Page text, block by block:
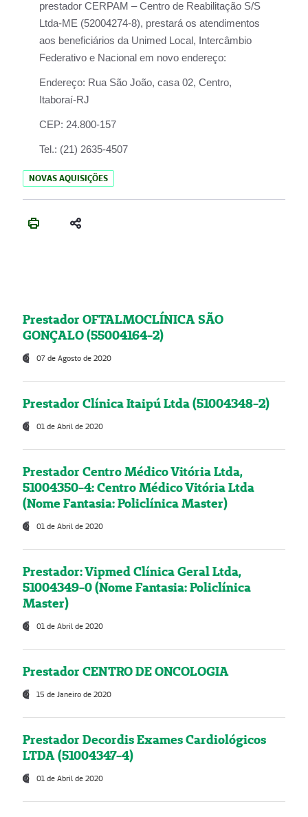
prestador CERPAM – Centro de Reabilitação S/S
Ltda-ME (52004274-8), prestará os atendimentos
aos beneficiários da Unimed Local, Intercâmbio
Federativo e Nacional em novo endereço:
Endereço: Rua São João, casa 02, Centro,
Itaboraí-RJ
CEP: 24.800-157
Tel.: (21) 2635-4507
NOVAS AQUISIÇÕES
Prestador OFTALMOCLÍNICA SÃO
GONÇALO (55004164-2)
07 de Agosto de 2020
Prestador Clínica Itaipú Ltda (51004348-2)
01 de Abril de 2020
Prestador Centro Médico Vitória Ltda,
51004350-4: Centro Médico Vitória Ltda
(Nome Fantasia: Policlínica Master)
01 de Abril de 2020
Prestador: Vipmed Clínica Geral Ltda,
51004349-0 (Nome Fantasia: Policlínica
Master)
01 de Abril de 2020
Prestador CENTRO DE ONCOLOGIA
15 de Janeiro de 2020
Prestador Decordis Exames Cardiológicos
LTDA (51004347-4)
01 de Abril de 2020